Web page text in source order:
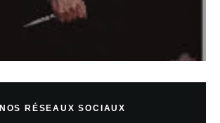
NOS RÉSEAUX SOCIAUX